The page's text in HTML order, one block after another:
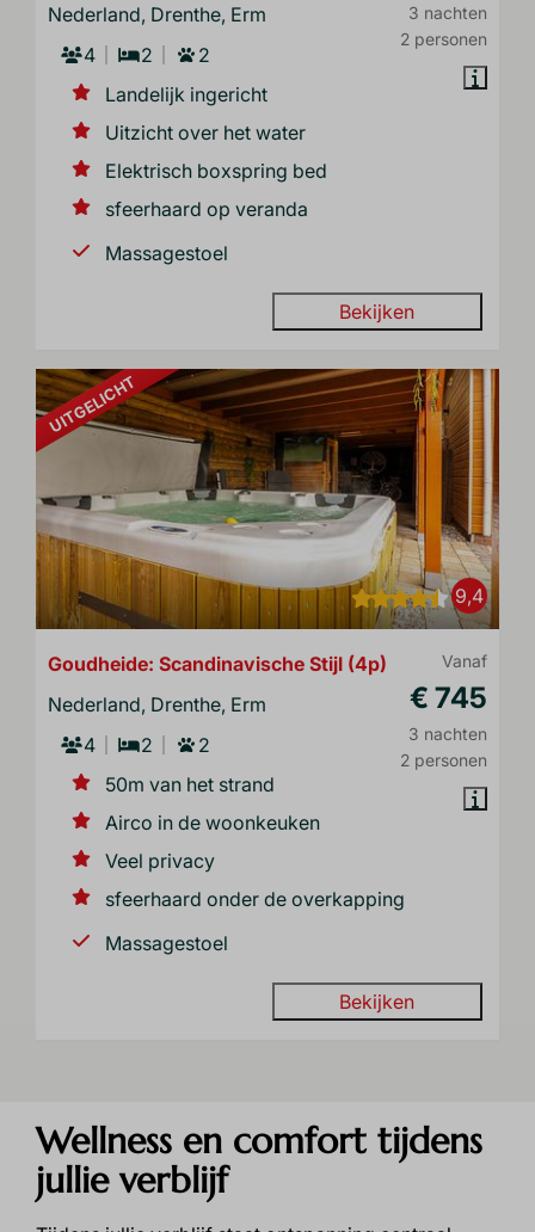
3 nachten
2 personen
Nederland, Drenthe, Erm
4
2
2
Landelijk ingericht
Uitzicht over het water
Elektrisch boxspring bed
sfeerhaard op veranda
Massagestoel
Bekijken
UITGELICHT
9,4
Vanaf
€ 745
3 nachten
2 personen
Goudheide: Scandinavische Stijl (4p)
Nederland, Drenthe, Erm
4
2
2
50m van het strand
Airco in de woonkeuken
Veel privacy
sfeerhaard onder de overkapping
Massagestoel
Bekijken
Wellness en comfort tijdens
jullie verblijf